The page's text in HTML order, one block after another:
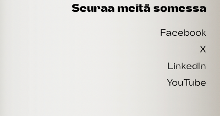
Seuraa meitä somessa
Facebook
X
LinkedIn
YouTube